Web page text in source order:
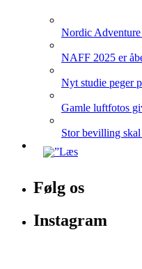
Nordic
NAFF 2025 er
Nyt studie peger
Gamle luftfotos
Stor bevilling
Følg os
Instagram